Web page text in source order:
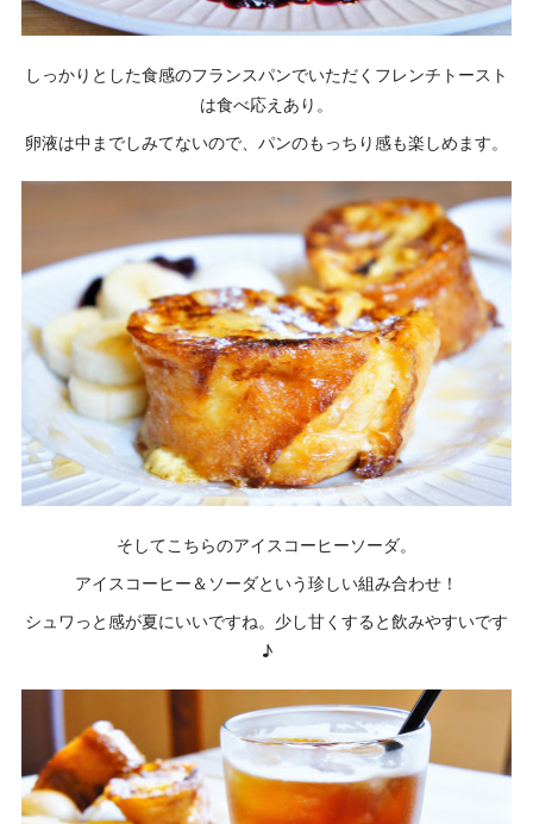
しっかりとした食感のフランスパンでいただくフレンチトースト
は食べ応えあり。
卵液は中までしみてないので、パンのもっちり感も楽しめます。
そしてこちらのアイスコーヒーソーダ。
アイスコーヒー＆ソーダという珍しい組み合わせ！
シュワっと感が夏にいいですね。少し甘くすると飲みやすいです
♪